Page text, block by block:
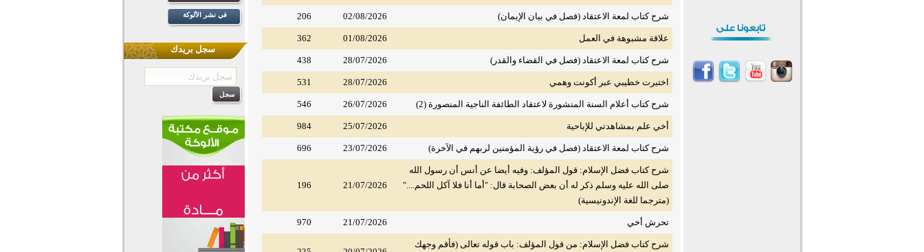
شرح كتاب لمعة الاعتقاد (فصل في بيان الإيمان) 02/08/2026
206
علاقة مشبوهة في العمل 01/08/2026
362
شرح كتاب لمعة الاعتقاد (فصل في القضاء والقدر) 28/07/2026
438
اختبرت خطيبي عبر أكونت وهمي 28/07/2026
531
شرح كتاب أعلام السنة المنشورة لاعتقاد الطائفة الناجية المنصورة (2) 26/07/2026
546
أخي علم بمشاهدتي للإباحية 25/07/2026
984
شرح كتاب لمعة الاعتقاد (فصل في رؤية المؤمنين لربهم في الآخرة) 23/07/2026
696
شرح كتاب فضل الإسلام: قول المؤلف: وفيه أيضا عن أنس أن رسول الله
صلى الله عليه وسلم ذكر له أن بعض الصحابة قال: "أما أنا فلا آكل اللحم...."
(مترجما للغة الإندونيسية)
21/07/2026
196
تحرش أخي 21/07/2026
970
شرح كتاب فضل الإسلام: من قول المؤلف: باب قوله تعالى (فأقم وجهك
في نشر الألوكة
سجل بريدك
القيم وبناء الشخصية للشباب
المسلمين
أكثر من 400 طالب يشاركون في
مسابقة المعلومات الإسلامية